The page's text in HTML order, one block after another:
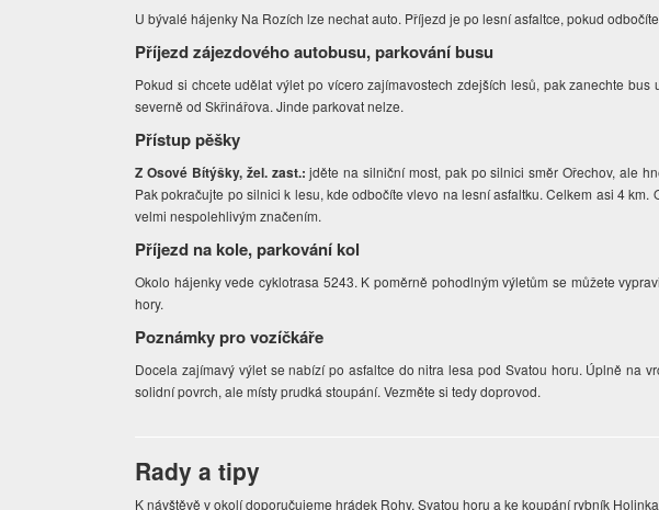
U bývalé hájenky Na Rozích lze nechat auto. Příjezd je po lesní asfaltce, pokud
Příjezd zájezdového autobusu, parkování busu
Pokud si chcete udělat výlet po vícero zajímavostech zdejších lesů, pak zanechte
severně od Skřinářova. Jinde parkovat nelze.
Přístup pěšky
Z Osové Bítýšky, žel. zast.: jděte na silniční most, pak po silnici směr Ořechov, ale
Pak pokračujte po silnici k lesu, kde odbočíte vlevo na lesní asfaltku. Celkem asi 4 km.
velmi nespolehlivým značením.
Příjezd na kole, parkování kol
Okolo hájenky vede cyklotrasa 5243. K poměrně pohodlným výletům se můžete
hory.
Poznámky pro vozíčkáře
Docela zajímavý výlet se nabízí po asfaltce do nitra lesa pod Svatou horu. Úplně na
solidní povrch, ale místy prudká stoupání. Vezměte si tedy doprovod.
Rady a tipy
K návštěvě v okolí doporučujeme hrádek Rohy, Svatou horu a ke koupání rybník